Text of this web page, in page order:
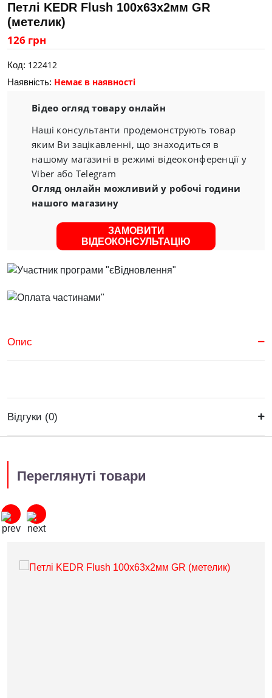
Петлі KEDR Flush 100х63х2мм GR
(метелик)
126 грн
Код: 122412
Наявність: Немає в наявності
Відео огляд товару онлайн
Наші консультанти продемонструють товар
яким Ви зацікавленні, що знаходиться в
нашому магазині в режимі відеоконференції у
Viber або Telegram
Огляд онлайн можливий у робочі години
нашого магазину
ЗАМОВИТИ
ВІДЕОКОНСУЛЬТАЦІЮ
Опис
Відгуки (0)
Переглянуті товари